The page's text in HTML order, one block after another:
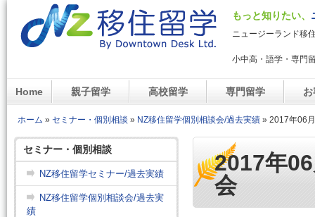
NZ移住留学デスク もっと知りたい、
ニュージーランド移
小中高・語学・専門
メインメニュー
Home 親子留学 高校留学 専門留学 お
現在地
ホーム » セミナー・個別相談 » NZ移住留学個別相談会/過去実績 » 2017年06
2017年
会
セミナー・個別相談
NZ移住留学セミナー/過去実績
NZ移住留学個別相談会/過去実
績